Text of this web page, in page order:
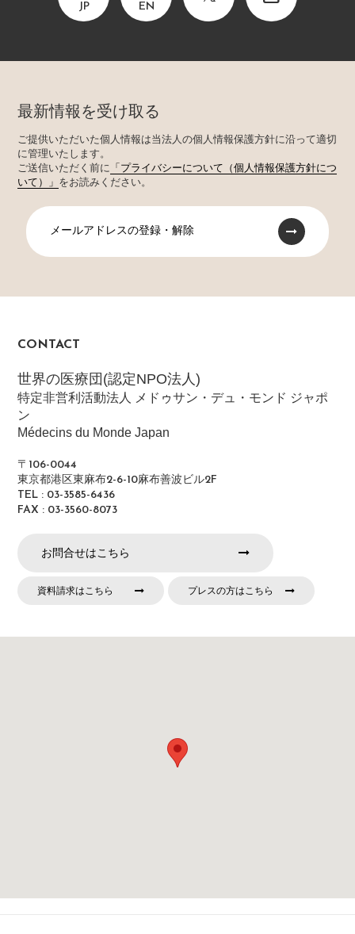
JP EN
最新情報を受け取る
ご提供いただいた個人情報は当法人の個人情報保護方針に沿って適切
に管理いたします。
ご送信いただく前に
「プライバシーについて（個人情報保護方針につ
いて）」 をお読みください。
メールアドレスの登録・解除
CONTACT
世界の医療団(認定NPO法人)
特定非営利活動法人 メドゥサン・デュ・モンド ジャポ
ン
Médecins du Monde Japan
〒106-0044
東京都港区東麻布2-6-10麻布善波ビル2F
TEL : 03-3585-6436
FAX : 03-3560-8073
お問合せはこちら
資料請求はこちら プレスの方はこちら